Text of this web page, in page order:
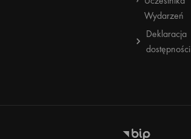
Wydarzeń
Deklaracja
dostępności